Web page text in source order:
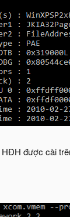
được cài